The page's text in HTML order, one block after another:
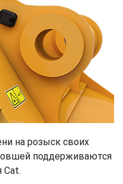
на розыск своих
поддерживаются
Cat.